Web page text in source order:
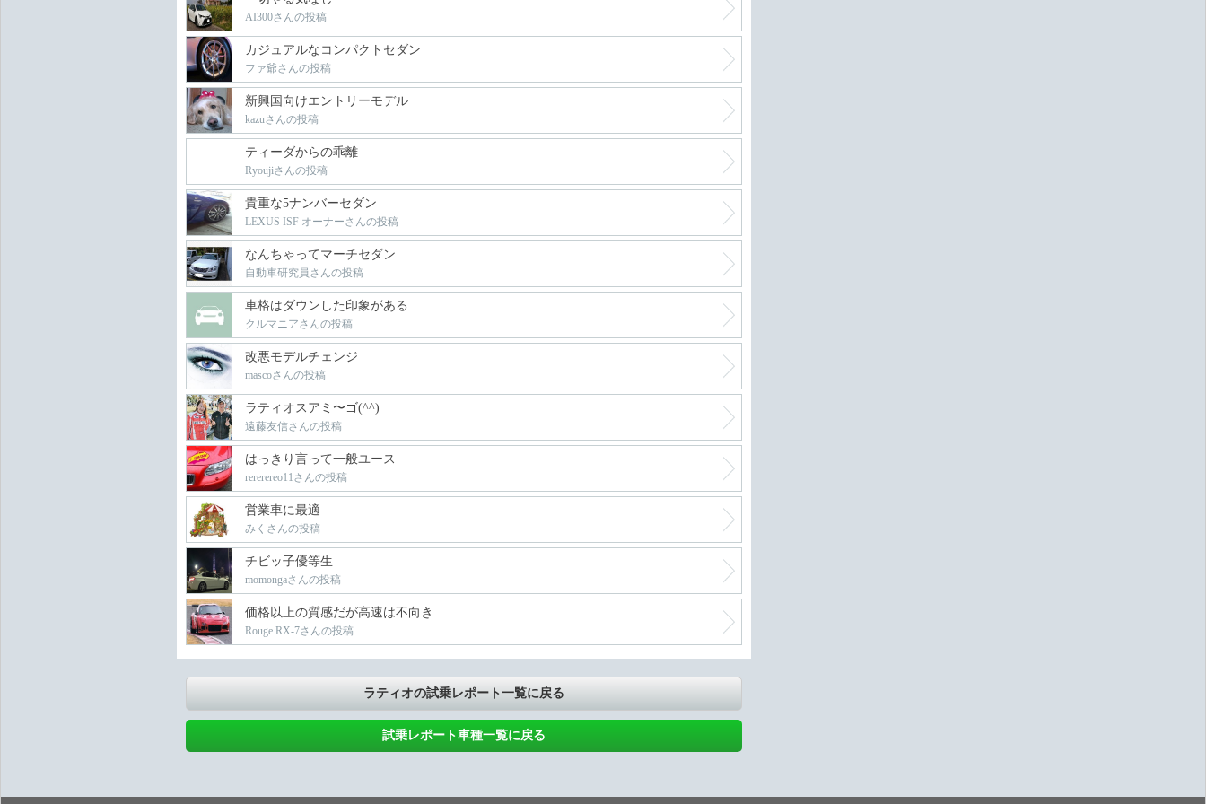
AI300さんの投稿
カジュアルなコンパクトセダン
ファ爺さんの投稿
新興国向けエントリーモデル
kazuさんの投稿
ティーダからの乖離
Ryoujiさんの投稿
貴重な5ナンバーセダン
LEXUS ISF オーナーさんの投稿
なんちゃってマーチセダン
自動車研究員さんの投稿
車格はダウンした印象がある
クルマニアさんの投稿
改悪モデルチェンジ
mascoさんの投稿
ラティオスアミ〜ゴ(^^)
遠藤友信さんの投稿
はっきり言って一般ユース
rererereo11さんの投稿
営業車に最適
みくさんの投稿
チビッ子優等生
momongaさんの投稿
価格以上の質感だが高速は不向き
Rouge RX-7さんの投稿
ラティオの試乗レポート一覧に戻る
試乗レポート車種一覧に戻る